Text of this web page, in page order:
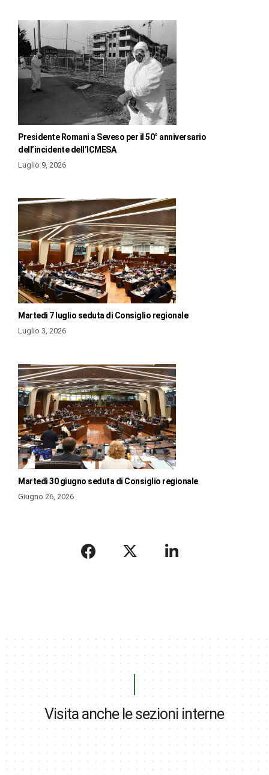
Presidente Romani a Seveso per il 50° anniversario
dell’incidente dell’ICMESA
Luglio 9, 2026
Martedì 7 luglio seduta di Consiglio regionale
Luglio 3, 2026
Martedì 30 giugno seduta di Consiglio regionale
Giugno 26, 2026
Visita anche le sezioni interne